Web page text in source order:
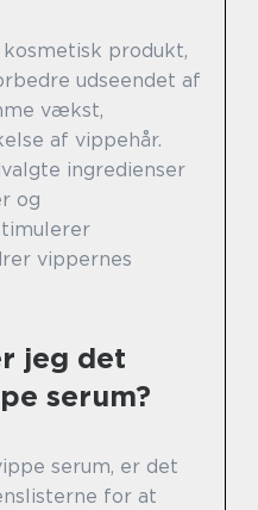
produkt,
udseendet af
vækst,
af vippehår.
ingredienser
og
vippernes
jeg det
serum?
serum, er det
for at